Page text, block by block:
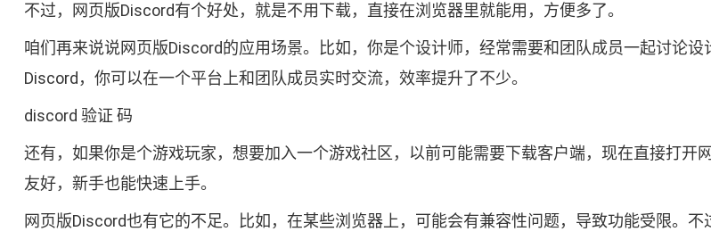
不过，网页版Discord有个好处，就是不用下载，直接在浏览器里就能用，方便多了。
咱们再来说说网页版Discord的应用场景。比如，你是个设计师，经常需要和团队成员一起讨论
Discord，你可以在一个平台上和团队成员实时交流，效率提升了不少。
discord 验证 码
还有，如果你是个游戏玩家，想要加入一个游戏社区，以前可能需要下载客户端，现在直接打
友好，新手也能快速上手。
网页版Discord也有它的不足。比如，在某些浏览器上，可能会有兼容性问题，导致功能受限。